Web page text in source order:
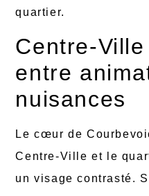
quartier.
Centre-
entre
nuisances
Le cœur de
Centre-Ville et le
un visage contrasté.